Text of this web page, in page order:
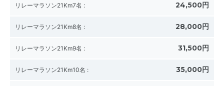
リレーマラソン21Km7名 : 24,500円
リレーマラソン21Km8名 : 28,000円
リレーマラソン21Km9名 : 31,500円
リレーマラソン21Km10名 : 35,000円